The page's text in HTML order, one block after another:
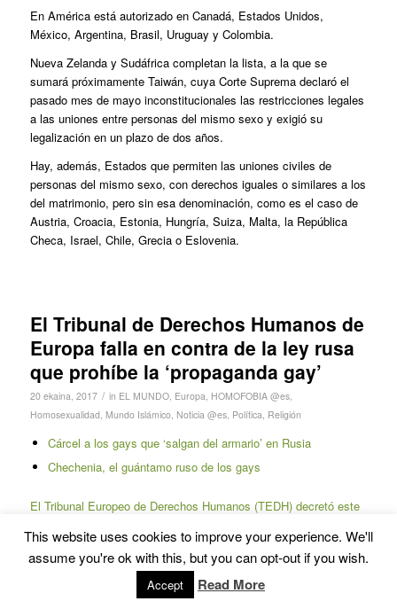
En América está autorizado en Canadá, Estados Unidos,
México, Argentina, Brasil, Uruguay y Colombia.
Nueva Zelanda y Sudáfrica completan la lista, a la que se
sumará próximamente Taiwán, cuya Corte Suprema declaró el
pasado mes de mayo inconstitucionales las restricciones legales
a las uniones entre personas del mismo sexo y exigió su
legalización en un plazo de dos años.
Hay, además, Estados que permiten las uniones civiles de
personas del mismo sexo, con derechos iguales o similares a los
del matrimonio, pero sin esa denominación, como es el caso de
Austria, Croacia, Estonia, Hungría, Suiza, Malta, la República
Checa, Israel, Chile, Grecia o Eslovenia.
El Tribunal de Derechos Humanos de
Europa falla en contra de la ley rusa
que prohíbe la ‘propaganda gay’
20 ekaina, 2017 / in EL MUNDO, Europa HOMOFOBIA @es,
Homosexualidad Mundo Islámico, Noticia @es, Política Religión
Cárcel a los gays que ‘salgan del armario’ en Rusia
Chechenia, el guántamo ruso de los gays
El Tribunal Europeo de Derechos Humanos (TEDH) decretó este
homosexualidadviola las normas de libertad de expresión de
Europa y es discriminatoria con las personas homosexuales.
El estatuto federal ruso contra la homosexualidad se aprobó en
This website uses cookies to improve your experience. We'll
assume you're ok with this, but you can opt-out if you wish.
Accept Read More